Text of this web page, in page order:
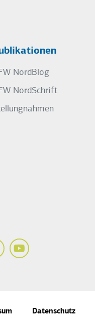
NordBlog
NordSchrift
InstagramYoutube
Datenschutz